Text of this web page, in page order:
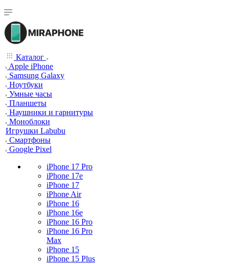
Каталог
Apple iPhone
Samsung Galaxy
Ноутбуки
Умные часы
Планшеты
Наушники и гарнитуры
Моноблоки
Игрушки Labubu
Смартфоны
Google Pixel
iPhone 17 Pro
iPhone 17e
iPhone 17
iPhone Air
iPhone 16
iPhone 16e
iPhone 16 Pro
iPhone 16 Pro
Max
iPhone 15
iPhone 15 Plus